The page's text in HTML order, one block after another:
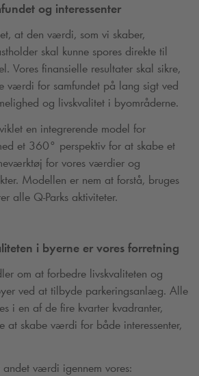
og interessenter
at den værdi, som vi skaber,
skal kunne spores direkte til
Vores finansielle resultater skal sikre,
værdi for samfundet på lang sigt ved
og livskvalitet i byområderne.
en integrerende model for
et 360° perspektiv for at skabe et
for vores værdier og
Modellen er nem at forstå, bruges
alle Q-Parks aktiviteter.
i byerne er vores forretning
om at forbedre livskvaliteten og
ved at tilbyde parkeringsanlæg. Alle
i en af de fire kvarter kvadranter,
at skabe værdi for både interessenter,
andet værdi igennem vores: